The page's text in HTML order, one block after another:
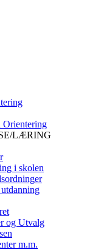
Orientering
LÆRING
i skolen
og Utvalg
m.m.